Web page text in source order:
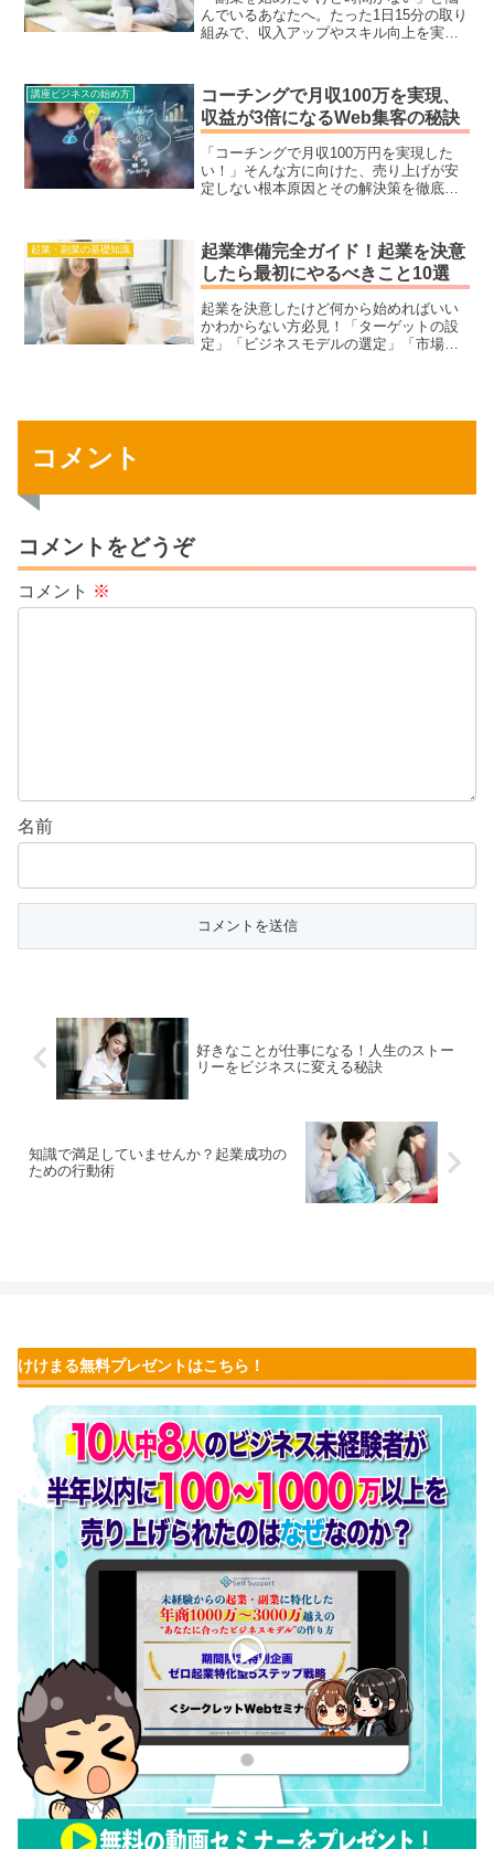
クで理想の働き方を手に入れましょう！
んでいるあなたへ。たった1日15分の取り
組みで、収入アップやスキル向上を実現
変える一歩を踏み出しましょう！
講座ビジネスの始め方
コーチングで月収100万を実現、
収益が3倍になるWeb集客の秘訣
「コーチングで月収100万円を実現した
い！」そんな方に向けた、売り上げが安
定しない根本原因とその解決策を徹底解
るブランディング戦略を具体的に紹介し
ます。コーチングやカウンセリング、オ
ンライン講師ビジネスで成功するための
秘訣を学んで、安定収益を実現しましょ
う！
起業・副業の基礎知識
起業準備完全ガイド！起業を決意
したら最初にやるべきこと10選
起業を決意したけど何から始めればいい
かわからない方必見！「ターゲットの設
定」「ビジネスモデルの選定」「市場調
コメント
コメントをどうぞ
コメント ※
名前
好きなことが仕事になる！人生のストー
リーをビジネスに変える秘訣
知識で満足していませんか？起業成功の
ための行動術
けけまる無料プレゼントはこちら！